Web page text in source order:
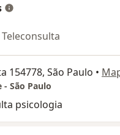
Teleconsulta
154778, São Paulo •
São Paulo
psicologia